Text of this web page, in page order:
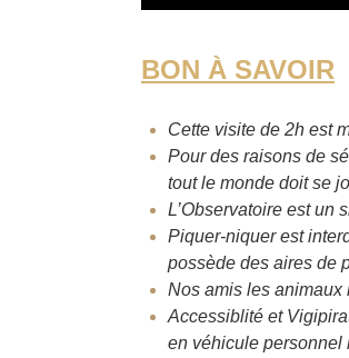
BON À SAVOIR
Cette visite de 2h est
Pour des raisons de
tout le monde doit se
L’Observatoire est un
Piquer-niquer est
possède des aires de
Nos amis les animaux
Accessiblité et
en véhicule personnel